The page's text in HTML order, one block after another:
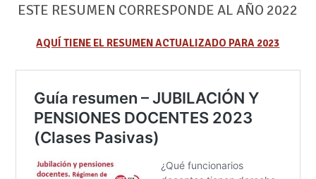
ESTE RESUMEN CORRESPONDE AL AÑO 2022
AQUÍ TIENE EL RESUMEN ACTUALIZADO PARA 2023